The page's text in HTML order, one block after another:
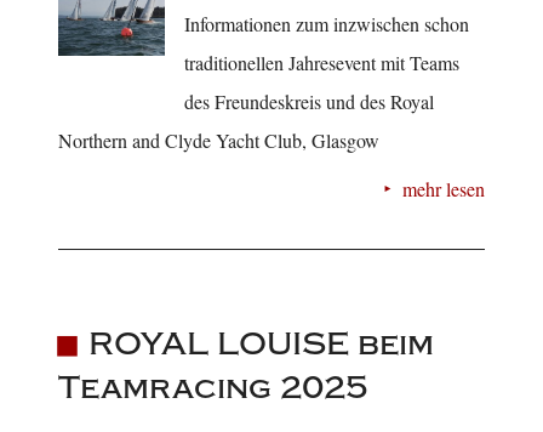
Informationen zum inzwischen schon
traditionellen Jahresevent mit Teams
des Freundeskreis und des Royal
Northern and Clyde Yacht Club, Glasgow
mehr lesen
ROYAL LOUISE beim
Teamracing 2025